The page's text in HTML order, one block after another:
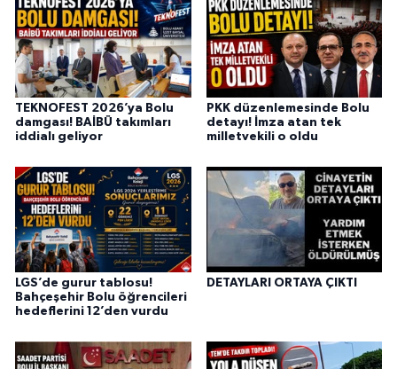
TEKNOFEST 2026’ya Bolu
damgası! BAİBÜ takımları
iddialı geliyor
PKK düzenlemesinde Bolu
detayı! İmza atan tek
milletvekili o oldu
LGS’de gurur tablosu!
Bahçeşehir Bolu öğrencileri
hedeflerini 12’den vurdu
DETAYLARI ORTAYA ÇIKTI